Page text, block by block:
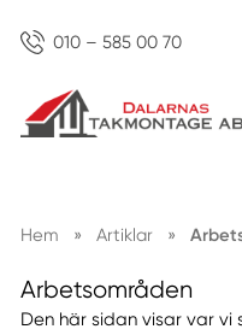
010 – 585 00 70
Hem » Artiklar »
Arbetsområden
Den här sidan visar var